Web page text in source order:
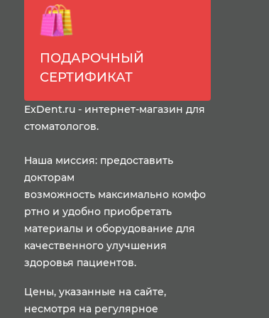
ПОДАРОЧНЫЙ
СЕРТИФИКАТ
ExDent.ru - интернет-магазин для
стоматологов.
Наша миссия: предоставить
докторам
возможность максимально комфо
ртно и удобно приобретать
материалы и оборудование для
качественного улучшения
здоровья пациентов.
Цены, указанные на сайте,
несмотря на регулярное